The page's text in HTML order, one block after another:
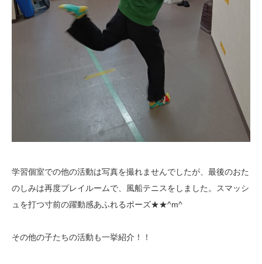
学習個室での他の活動は写真を撮れませんでしたが、最後のおた
のしみは再度プレイルームで、風船テニスをしました。スマッシ
ュを打つ寸前の躍動感あふれるポーズ★★^m^
その他の子たちの活動も一挙紹介！！